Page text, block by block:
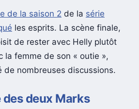
de la saison 2 de la série
les esprits. La scène finale,
de rester avec Helly plutôt
la femme de son « outie »,
de nombreuses discussions.
deux Marks